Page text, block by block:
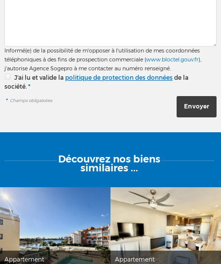
Informé(e) de la possibilité de m'opposer à l'utilisation de mes coordonnées
téléphoniques à des fins de prospection commerciale (www.bloctel.gouv.fr),
j'autorise Agence Sogepro à me contacter au numéro renseigné.
J'ai lu et valide la politique de protection des données de la
société. *
* Champs obligatoires
Découvrez nos biens
similaires ...
Appartement
Appartement